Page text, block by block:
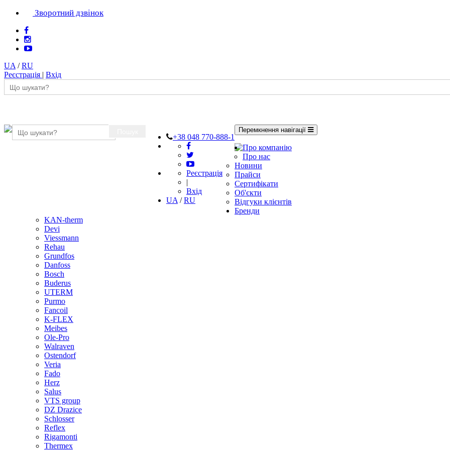
Зворотний дзвінок
UA /RU
Реєстрація | Вхід
+38 048 770-888-1
Реєстрація
|
Вхід
UA /RU
Перемкнення навігації
Про компанію
Про нас
Новини
Прайси
Сертифікати
Об'єкти
Відгуки клієнтів
Бренди
KAN-therm
Devi
Viessmann
Rehau
Grundfos
Danfoss
Bosch
Buderus
UTERM
Purmo
Fancoil
K-FLEX
Meibes
Ole-Pro
Walraven
Ostendorf
Veria
Fado
Herz
Salus
VTS group
DZ Drazice
Schlosser
Reflex
Rigamonti
Thermex